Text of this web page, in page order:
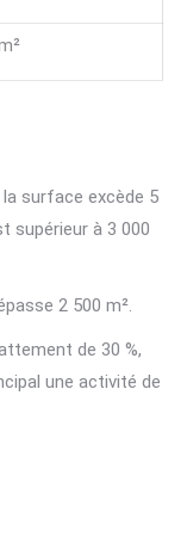
surface excède 5
supérieur à 3 000
2 500 m².
de 30 %,
une activité de